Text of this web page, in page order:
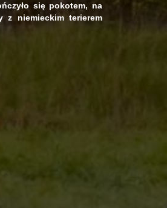
się pokotem, na
z niemieckim terierem